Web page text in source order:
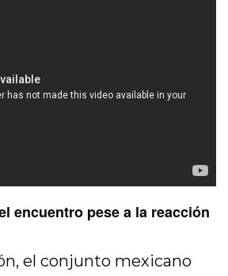
encuentro pese a la reacción
el conjunto mexicano